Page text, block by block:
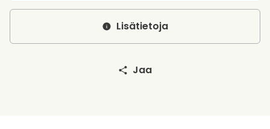
Lisätietoja
Jaa